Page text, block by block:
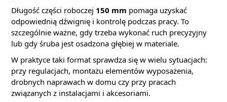
Długość części roboczej 150 mm pomaga uzyskać
odpowiednią dźwignię i kontrolę podczas pracy. To
szczególnie ważne, gdy trzeba wykonać ruch precyzyjny
lub gdy śruba jest osadzona głębiej w materiale.
W praktyce taki format sprawdza się w wielu sytuacjach:
przy regulacjach, montażu elementów wyposażenia,
drobnych naprawach w domu czy przy pracach
związanych z instalacjami i akcesoriami.